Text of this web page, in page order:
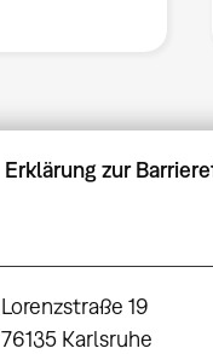
Erklärung zur
Lorenzstraße 19
76135 Karlsruhe